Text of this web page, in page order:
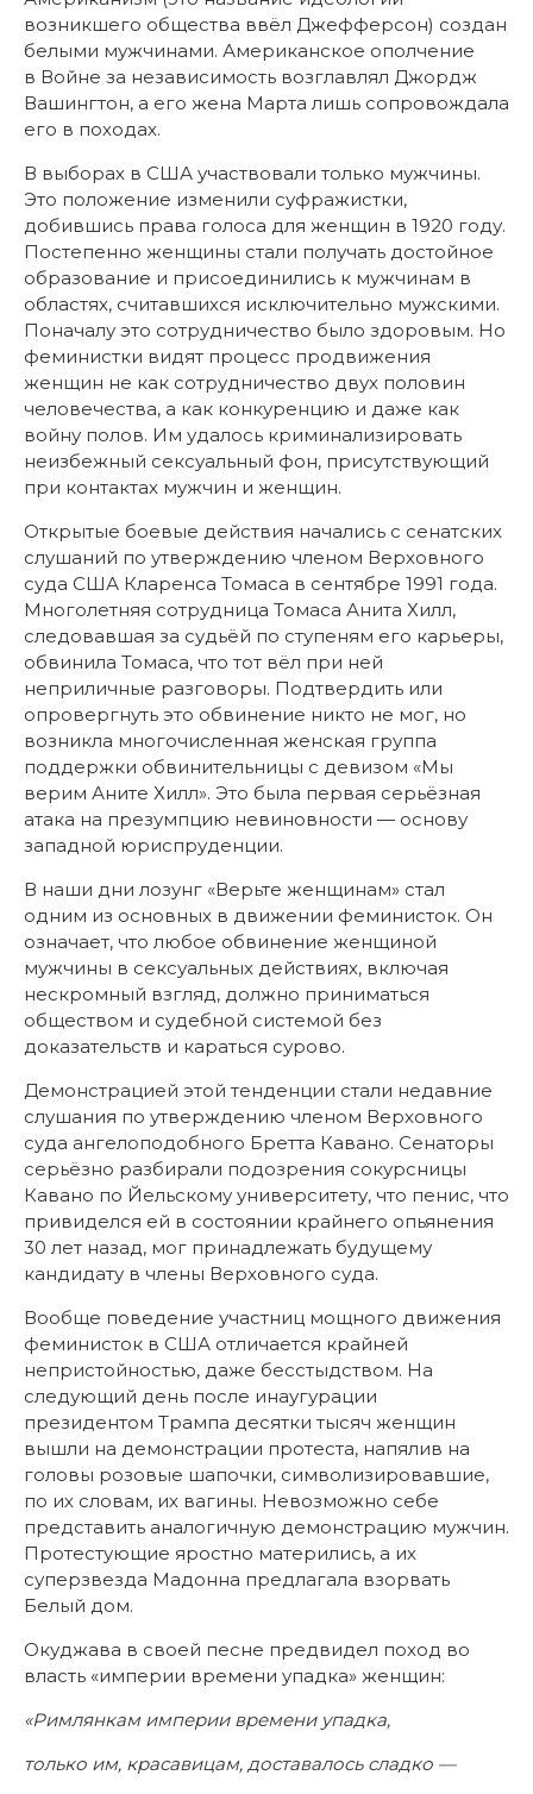
возникшего общества ввёл Джефферсон) создан
белыми мужчинами. Американское ополчение
в Войне за независимость возглавлял Джордж
Вашингтон, а его жена Марта лишь сопровождала
его в походах.
В выборах в США участвовали только мужчины.
Это положение изменили суфражистки,
добившись права голоса для женщин в 1920 году.
Постепенно женщины стали получать достойное
образование и присоединились к мужчинам в
областях, считавшихся исключительно мужскими.
Поначалу это сотрудничество было здоровым. Но
феминистки видят процесс продвижения
женщин не как сотрудничество двух половин
человечества, а как конкуренцию и даже как
войну полов. Им удалось криминализировать
неизбежный сексуальный фон, присутствующий
при контактах мужчин и женщин.
Открытые боевые действия начались с сенатских
слушаний по утверждению членом Верховного
суда США Кларенса Томаса в сентябре 1991 года.
Многолетняя сотрудница Томаса Анита Хилл,
следовавшая за судьёй по ступеням его карьеры,
обвинила Томаса, что тот вёл при ней
неприличные разговоры. Подтвердить или
опровергнуть это обвинение никто не мог, но
возникла многочисленная женская группа
поддержки обвинительницы с девизом «Мы
верим Аните Хилл». Это была первая серьёзная
атака на презумпцию невиновности — основу
западной юриспруденции.
В наши дни лозунг «Верьте женщинам» стал
одним из основных в движении феминисток. Он
означает, что любое обвинение женщиной
мужчины в сексуальных действиях, включая
нескромный взгляд, должно приниматься
обществом и судебной системой без
доказательств и караться сурово.
Демонстрацией этой тенденции стали недавние
слушания по утверждению членом Верховного
суда ангелоподобного Бретта Кавано. Сенаторы
серьёзно разбирали подозрения сокурсницы
Кавано по Йельскому университету, что пенис, что
привиделся ей в состоянии крайнего опьянения
30 лет назад, мог принадлежать будущему
кандидату в члены Верховного суда.
Вообще поведение участниц мощного движения
феминисток в США отличается крайней
непристойностью, даже бесстыдством. На
следующий день после инаугурации
президентом Трампа десятки тысяч женщин
вышли на демонстрации протеста, напялив на
головы розовые шапочки, символизировавшие,
по их словам, их вагины. Невозможно себе
представить аналогичную демонстрацию мужчин.
Протестующие яростно матерились, а их
суперзвезда Мадонна предлагала взорвать
Белый дом.
Окуджава в своей песне предвидел поход во
власть «империи времени упадка» женщин:
«Римлянкам империи времени упадка,
только им, красавицам, доставалось сладко —